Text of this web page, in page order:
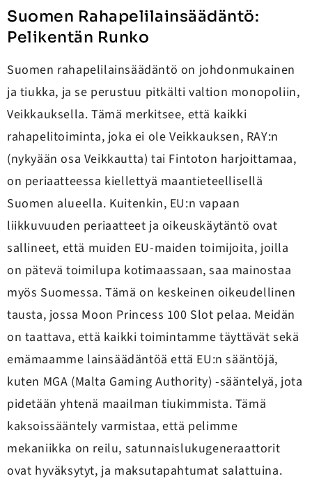
Suomen Rahapelilainsäädäntö:
Pelikentän Runko
Suomen rahapelilainsäädäntö on johdonmukainen
ja tiukka, ja se perustuu pitkälti valtion monopoliin,
Veikkauksella. Tämä merkitsee, että kaikki
rahapelitoiminta, joka ei ole Veikkauksen, RAY:n
(nykyään osa Veikkautta) tai Fintoton harjoittamaa,
on periaatteessa kiellettyä maantieteellisellä
Suomen alueella. Kuitenkin, EU:n vapaan
liikkuvuuden periaatteet ja oikeuskäytäntö ovat
sallineet, että muiden EU-maiden toimijoita, joilla
on pätevä toimilupa kotimaassaan, saa mainostaa
myös Suomessa. Tämä on keskeinen oikeudellinen
tausta, jossa Moon Princess 100 Slot pelaa. Meidän
on taattava, että kaikki toimintamme täyttävät sekä
emämaamme lainsäädäntöä että EU:n sääntöjä,
kuten MGA (Malta Gaming Authority) -sääntelyä, jota
pidetään yhtenä maailman tiukimmista. Tämä
kaksoissääntely varmistaa, että pelimme
mekaniikka on reilu, satunnaislukugeneraattorit
ovat hyväksytyt, ja maksutapahtumat salattuina.